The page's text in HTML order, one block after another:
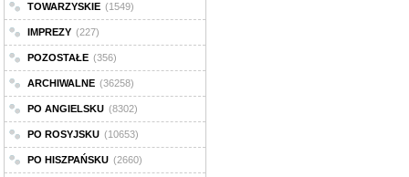
TOWARZYSKIE (1549)
IMPREZY (227)
POZOSTAŁE (356)
ARCHIWALNE (36258)
PO ANGIELSKU (8302)
PO ROSYJSKU (10653)
PO HISZPAŃSKU (2660)